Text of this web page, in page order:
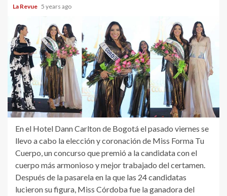
La Revue 5 years ago
En el Hotel Dann Carlton de Bogotá el pasado viernes se
llevo a cabo la elección y coronación de Miss Forma Tu
Cuerpo, un concurso que premió a la candidata con el
cuerpo más armonioso y mejor trabajado del certamen.
Después de la pasarela en la que las 24 candidatas
lucieron su figura, Miss Córdoba fue la ganadora del